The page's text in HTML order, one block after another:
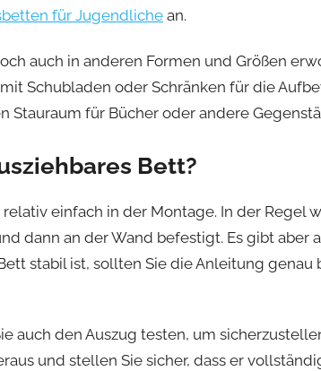
für Jugendlichean.
auch in anderen Formen und Größen
Schubladen oder Schränken für die
Stauraum für Bücher oder andere
Bett?
einfach in der Montage. In der Regel
dann an der Wand befestigt. Es gibt aber
stabil ist, sollten Sie die Anleitung
auch den Auszug testen, um
und stellen Sie sicher, dass er